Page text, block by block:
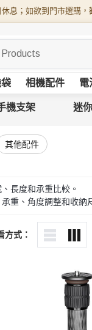
息；如欲到門市選購，
相機配件 電
機支架 迷
其他配件
長度和承重比較。
重、角度調整和收納
方式：